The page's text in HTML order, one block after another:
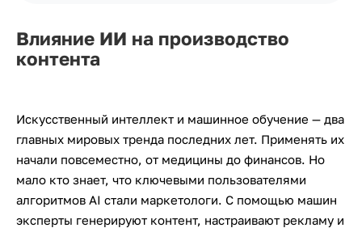
Влияние ИИ на производство
контента
Искусственный интеллект и машинное обучение — два
главных мировых тренда последних лет. Применять их
начали повсеместно, от медицины до финансов. Но
мало кто знает, что ключевыми пользователями
алгоритмов AI стали маркетологи. С помощью машин
эксперты генерируют контент, настраивают рекламу и